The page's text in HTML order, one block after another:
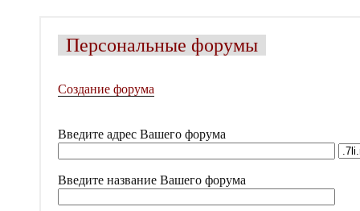
Персональные форумы
Создание форума
Введите адрес Вашего форума
Введите название Вашего форума